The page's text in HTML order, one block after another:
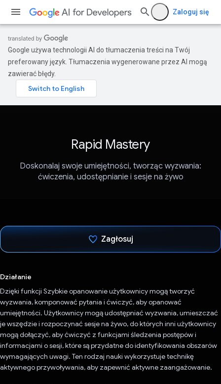
Zaloguj się
Google używa technologii AI do tłumaczenia treści na Twój
preferowany język. Tłumaczenia wygenerowane przez AI mogą
zawierać błędy.
Rapid Mastery
Doskonalaj swoje umiejętności, tworząc wyzwania:
ćwiczenia, udostępnianie i sesje na żywo
Zagłosuj
Działanie
Dzięki funkcji Szybkie opanowanie użytkownicy mogą tworzyć
wyzwania, komponować pytania i ćwiczyć, aby opanować
umiejętności. Użytkownicy mogą udostępniać wyzwania, umieszczać
je wszędzie i rozpoczynać sesje na żywo, do których inni użytkownicy
mogą dołączyć, aby ćwiczyć z funkcjami śledzenia postępów i
informacjami o sesji, które są przydatne do identyfikowania obszarów
wymagających uwagi. Ten rodzaj nauki wykorzystuje technikę
aktywnego przywoływania, aby zapewnić aktywne zaangażowanie.